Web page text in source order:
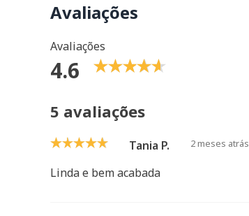
Avaliações
Avaliações
4.6
5 avaliações
Tania P. 2 meses atrás
Linda e bem acabada